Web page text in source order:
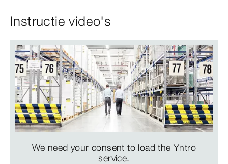
Instructie video's
We need your consent to load the Yntro
service.